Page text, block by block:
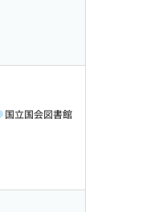
国立国会図書館